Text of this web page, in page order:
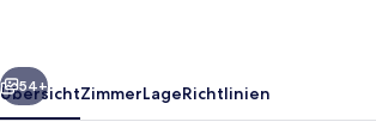
Weiter
54+
ÜbersichtZimmerLageRichtlinien